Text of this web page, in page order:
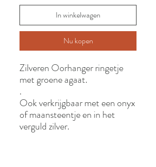
In winkelwagen
Nu kopen
Zilveren Oorhanger ringetje
met groene agaat.
.
Ook verkrijgbaar met een onyx
of maansteentje en in het
verguld zilver.